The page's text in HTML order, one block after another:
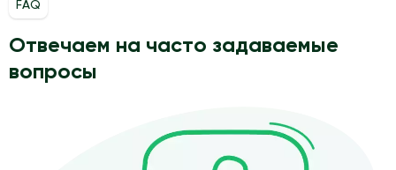
FAQ
Отвечаем на часто задаваемые
вопросы